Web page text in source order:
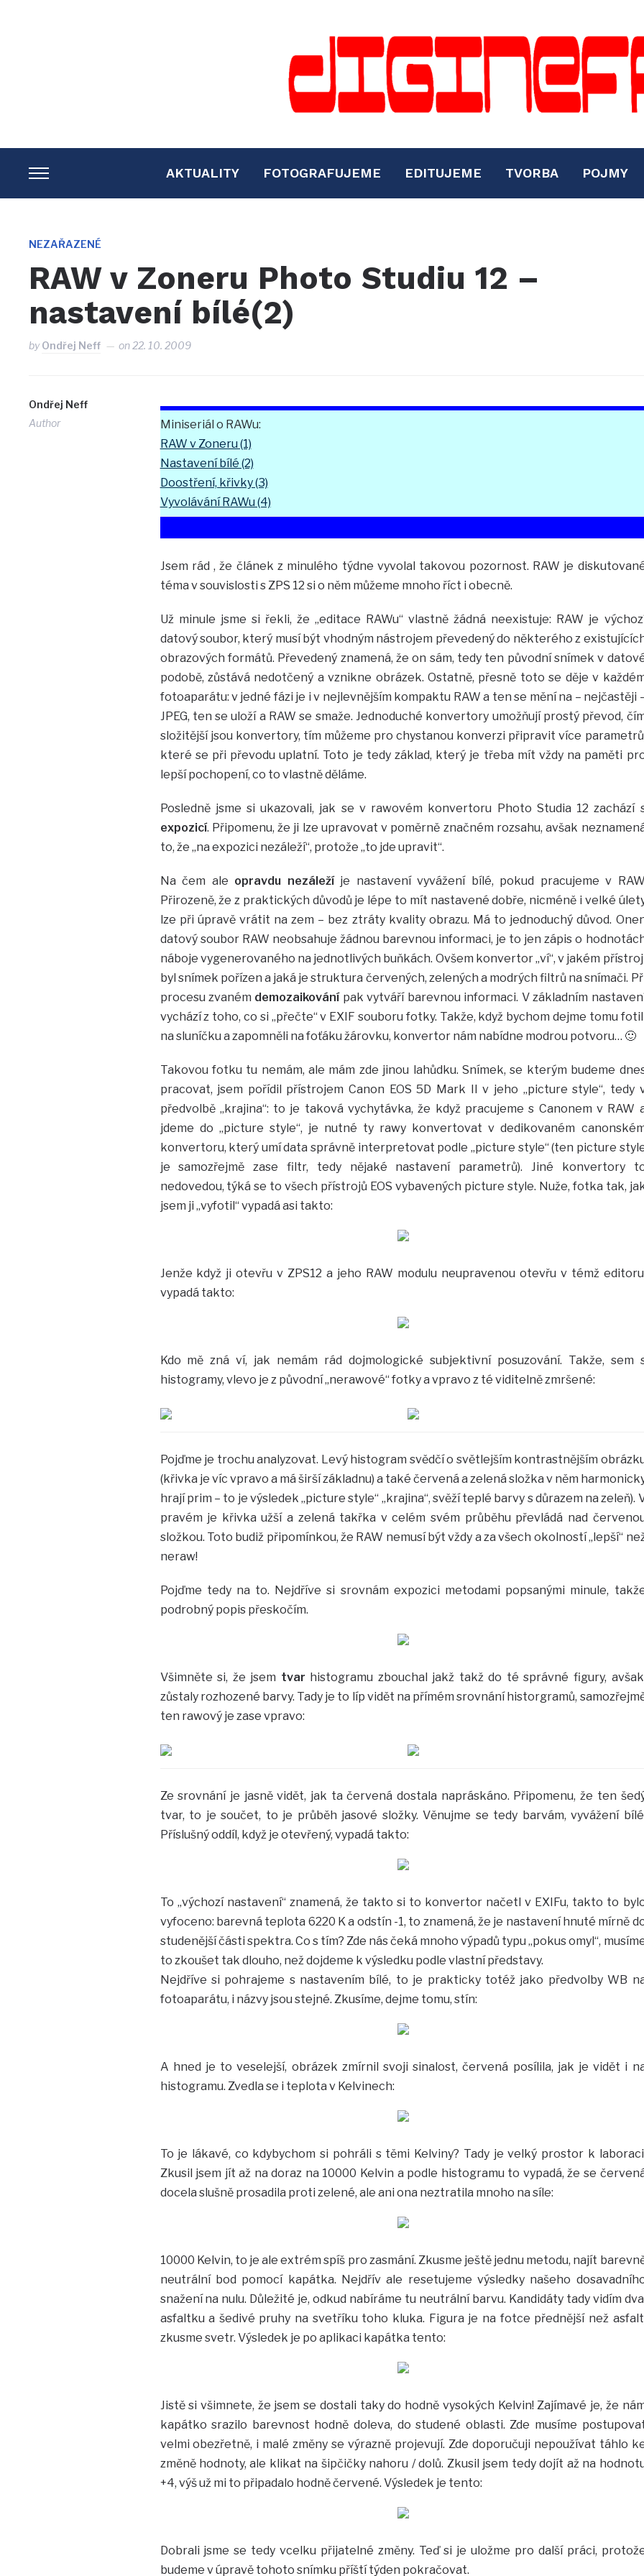
TOGGLE
SIDEBAR
NAVIGATION
AKTUALITY FOTOGRAFUJEME EDITUJEME TVORBA POJMY
NEZAŘAZENÉ
RAW v Zoneru Photo Studiu 12 –
nastavení bílé(2)
byOndřej Neff on22. 10. 2009
Ondřej Neff
Author
Miniseriál o RAWu:
RAW v Zoneru (1)
Nastavení bílé (2)
Doostření, křivky (3)
Vyvolávání RAWu (4)
Jsem rád , že článek z minulého týdne vyvolal takovou pozornost. RAW je
téma v souvislosti s ZPS 12 si o něm můžeme mnoho říct i obecně.
Už minule jsme si řekli, že „editace RAWu“ vlastně žádná neexistuje: RAW je
datový soubor, který musí být vhodným nástrojem převedený do některého z
obrazových formátů. Převedený znamená, že on sám, tedy ten původní snímek v
podobě, zůstává nedotčený a vznikne obrázek. Ostatně, přesně toto se děje v
fotoaparátu: v jedné fázi je i v nejlevnějším kompaktu RAW a ten se mění na – nejčastěji
JPEG, ten se uloží a RAW se smaže. Jednoduché konvertory umožňují prostý převod,
složitější jsou konvertory, tím můžeme pro chystanou konverzi připravit více
které se při převodu uplatní. Toto je tedy základ, který je třeba mít vždy na paměti
lepší pochopení, co to vlastně děláme.
Posledně jsme si ukazovali, jak se v rawovém konvertoru Photo Studia 12 zachází
expozicí. Připomenu, že ji lze upravovat v poměrně značném rozsahu, avšak
to, že „na expozici nezáleží“, protože „to jde upravit“.
Na čem ale opravdu nezáležíje nastavení vyvážení bílé, pokud pracujeme v
Přirozeně, že z praktických důvodů je lépe to mít nastavené dobře, nicméně i velké
lze při úpravě vrátit na zem – bez ztráty kvality obrazu. Má to jednoduchý důvod.
datový soubor RAW neobsahuje žádnou barevnou informaci, je to jen zápis o
náboje vygenerovaného na jednotlivých buňkách. Ovšem konvertor „ví“, v jakém
byl snímek pořízen a jaká je struktura červených, zelených a modrých filtrů na snímači.
procesu zvaném demozaikovánípak vytváří barevnou informaci. V základním
vychází z toho, co si „přečte“ v EXIF souboru fotky. Takže, když bychom dejme tomu
na sluníčku a zapomněli na foťáku žárovku, konvertor nám nabídne modrou potvoru… 🙂
Takovou fotku tu nemám, ale mám zde jinou lahůdku. Snímek, se kterým budeme
pracovat, jsem pořídil přístrojem Canon EOS 5D Mark II v jeho „picture style“, tedy
předvolbě „krajina“: to je taková vychytávka, že když pracujeme s Canonem v RAW
jdeme do „picture style“, je nutné ty rawy konvertovat v dedikovaném
konvertoru, který umí data správně interpretovat podle „picture style“ (ten picture
je samozřejmě zase filtr, tedy nějaké nastavení parametrů). Jiné konvertory
nedovedou, týká se to všech přístrojů EOS vybavených picture style. Nuže, fotka tak,
jsem ji „vyfotil“ vypadá asi takto:
Jenže když ji otevřu v ZPS12 a jeho RAW modulu neupravenou otevřu v témž
vypadá takto:
Kdo mě zná ví, jak nemám rád dojmologické subjektivní posuzování. Takže, sem
histogramy, vlevo je z původní „nerawové“ fotky a vpravo z té viditelně zmršené:
Pojďme je trochu analyzovat. Levý histogram svědčí o světlejším kontrastnějším
(křivka je víc vpravo a má širší základnu) a také červená a zelená složka v něm
hrají prim – to je výsledek „picture style“ „krajina“, svěží teplé barvy s důrazem na zeleň).
pravém je křivka užší a zelená takřka v celém svém průběhu převládá nad
složkou. Toto budiž připomínkou, že RAW nemusí být vždy a za všech okolností „lepší“
neraw!
Pojďme tedy na to. Nejdříve si srovnám expozici metodami popsanými minule,
podrobný popis přeskočím.
Všimněte si, že jsem tvar histogramu zbouchal jakž takž do té správné figury,
zůstaly rozhozené barvy. Tady je to líp vidět na přímém srovnání historgramů,
ten rawový je zase vpravo:
Ze srovnání je jasně vidět, jak ta červená dostala napráskáno. Připomenu, že ten
tvar, to je součet, to je průběh jasové složky. Věnujme se tedy barvám, vyvážení
Příslušný oddíl, když je otevřený, vypadá takto:
To „výchozí nastavení“ znamená, že takto si to konvertor načetl v EXIFu, takto to
vyfoceno: barevná teplota 6220 K a odstín -1, to znamená, že je nastavení hnuté mírně
studenější části spektra. Co s tím? Zde nás čeká mnoho výpadů typu „pokus omyl“,
to zkoušet tak dlouho, než dojdeme k výsledku podle vlastní představy.
Nejdříve si pohrajeme s nastavením bílé, to je prakticky totéž jako předvolby WB
fotoaparátu, i názvy jsou stejné. Zkusíme, dejme tomu, stín:
A hned je to veselejší, obrázek zmírnil svoji sinalost, červená posílila, jak je vidět i
histogramu. Zvedla se i teplota v Kelvinech:
To je lákavé, co kdybychom si pohráli s těmi Kelviny? Tady je velký prostor k
Zkusil jsem jít až na doraz na 10000 Kelvin a podle histogramu to vypadá, že se
docela slušně prosadila proti zelené, ale ani ona neztratila mnoho na síle:
10000 Kelvin, to je ale extrém spíš pro zasmání. Zkusme ještě jednu metodu, najít
neutrální bod pomocí kapátka. Nejdřív ale resetujeme výsledky našeho
snažení na nulu. Důležité je, odkud nabíráme tu neutrální barvu. Kandidáty tady vidím
asfaltku a šedivé pruhy na svetříku toho kluka. Figura je na fotce přednější než
zkusme svetr. Výsledek je po aplikaci kapátka tento:
Jistě si všimnete, že jsem se dostali taky do hodně vysokých Kelvin! Zajímavé je, že
kapátko srazilo barevnost hodně doleva, do studené oblasti. Zde musíme
velmi obezřetně, i malé změny se výrazně projevují. Zde doporučuji nepoužívat táhlo
změně hodnoty, ale klikat na šipčičky nahoru / dolů. Zkusil jsem tedy dojít až na
+4, výš už mi to připadalo hodně červené. Výsledek je tento:
Dobrali jsme se tedy vcelku přijatelné změny. Teď si je uložme pro další práci,
budeme v úpravě tohoto snímku příští týden pokračovat.